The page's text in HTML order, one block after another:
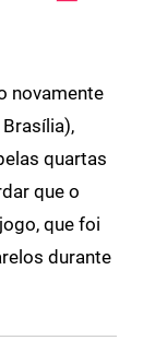
novamente
quartas
que o
que foi
durante